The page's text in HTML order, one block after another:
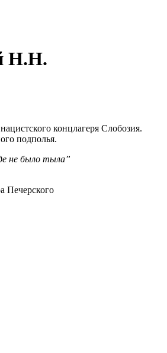
Н.Н.
концлагеря Слобозия.
подполья.
не было тыла”
Печерского